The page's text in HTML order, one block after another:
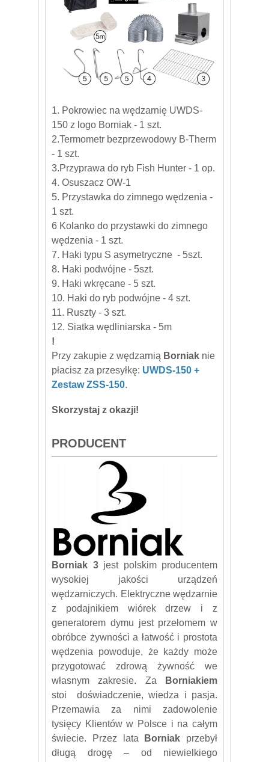
1. Pokrowiec na wędzarnię UWDS-
150 z logo Borniak - 1 szt.
2.Termometr bezprzewodowy B-Therm
- 1 szt.
3.Przyprawa do ryb Fish Hunter - 1 op.
4. Osuszacz OW-1
5. Przystawka do zimnego wędzenia -
1 szt.
6 Kolanko do przystawki do zimnego
wędzenia - 1 szt.
7. Haki typu S asymetryczne - 5szt.
8. Haki podwójne - 5szt.
9. Haki wkręcane - 5 szt.
10. Haki do ryb podwójne - 4 szt.
11. Ruszty - 3 szt.
12. Siatka wędliniarska - 5m
!
Przy zakupie z wędzarnią Borniak nie
płacisz za przesyłkę: UWDS-150 +
Zestaw ZSS-150.
Skorzystaj z okazji!
PRODUCENT
Borniak 3 jest polskim producentem
wysokiej jakości urządzeń
wędzarniczych. Elektryczne wędzarnie
z podajnikiem wiórek drzew i z
generatorem dymu jest przełomem w
obróbce żywności a łatwość i prostota
wędzenia powoduje, że każdy może
przygotować zdrową żywność we
własnym zakresie. Za
Borniakiem
stoi doświadczenie, wiedza i pasja.
Przemawia za nimi zadowolenie
tysięcy Klientów w Polsce i na całym
świecie. Przez lata
Borniak przebył
długą drogę – od niewielkiego